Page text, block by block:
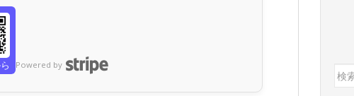
Powered by
検
索: